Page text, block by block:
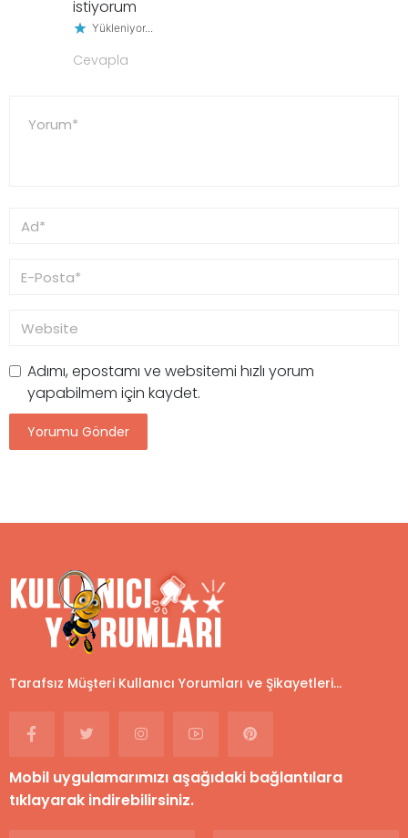
istiyorum
Yükleniyor...
Cevapla
Adımı, epostamı ve websitemi hızlı yorum
yapabilmem için kaydet.
Tarafsız Müşteri Kullanıcı Yorumları ve Şikayetleri...
Mobil uygulamarımızı aşağıdaki bağlantılara
tıklayarak indirebilirsiniz.